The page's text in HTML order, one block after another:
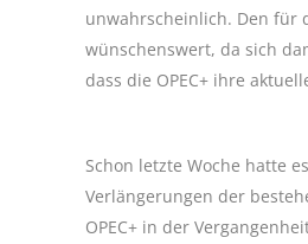
unwahrscheinlich. Den für
wünschenswert, da sich
dass die OPEC+ ihre
Schon letzte Woche hatte
Verlängerungen der
OPEC+ in der